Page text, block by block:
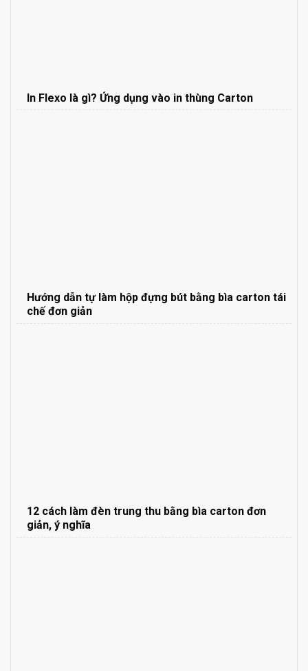
In Flexo là gì? Ứng dụng vào in thùng Carton
Hướng dẫn tự làm hộp đựng bút bằng bìa carton tái
chế đơn giản
12 cách làm đèn trung thu bằng bìa carton đơn
giản, ý nghĩa